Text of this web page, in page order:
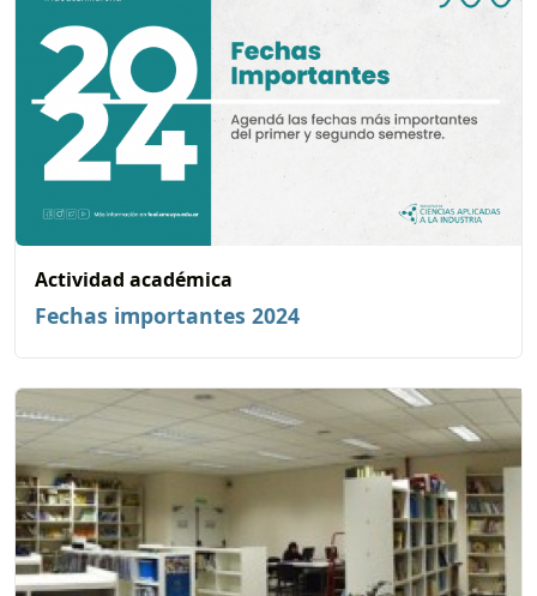
Actividad académica
Fechas importantes 2024